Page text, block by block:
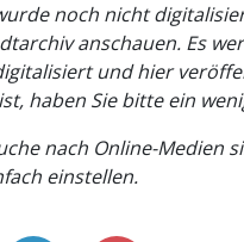
noch nicht
anschauen. Es
und hier
haben Sie bitte ein
nach Online-Medien
einstellen.